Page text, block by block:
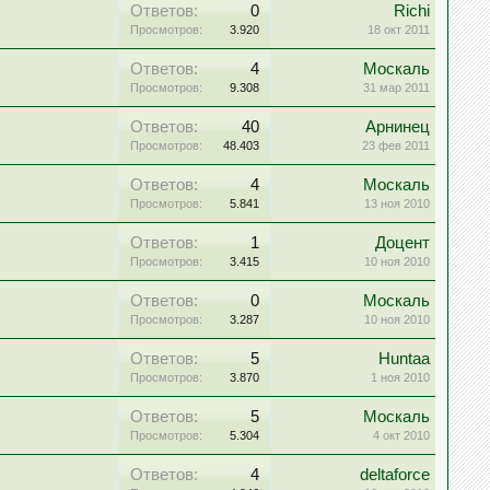
Ответов: 0
Просмотров: 3.920
Richi
18 окт 2011
Ответов: 4
Просмотров: 9.308
Москаль
31 мар 2011
Ответов: 40
Просмотров: 48.403
Арнинец
23 фев 2011
Ответов: 4
Просмотров: 5.841
Москаль
13 ноя 2010
Ответов: 1
Просмотров: 3.415
Доцент
10 ноя 2010
Ответов: 0
Просмотров: 3.287
Москаль
10 ноя 2010
Ответов: 5
Просмотров: 3.870
Huntaa
1 ноя 2010
Ответов: 5
Просмотров: 5.304
Москаль
4 окт 2010
Ответов: 4 deltaforce